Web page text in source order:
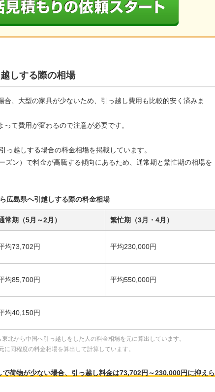
しする際の相場
、大型の家具が少ないため、引っ越し費用も比較的安く済みま
て費用が変わるので注意が必要です。
っ越しする場合の料金相場を掲載しています。
ズン）で料金が高騰する傾向にあるため、通常期と繁忙期の相場を
広島県へ引越しする際の料金相場
常期（5月～2月） 繁忙期（3月・4月）
均73,702円 平均230,000円
均85,700円 平均550,000円
均40,150円
北から中国へ引っ越しをした人の料金相場を元に算出しています。
同程度の料金相場を算出して計算しています。
荷物が少ない場合、引っ越し料金は73,702円～230,000円に抑えら